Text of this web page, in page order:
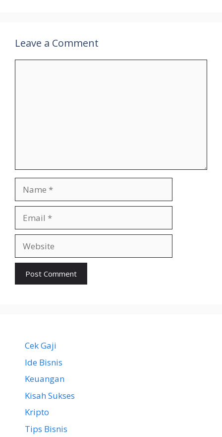
Leave a Comment
Cek Gaji
Ide Bisnis
Keuangan
Kisah Sukses
Kripto
Tips Bisnis